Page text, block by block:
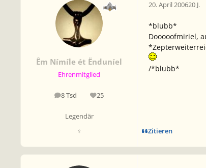
Êm Nímíle ét Ënduníel
Ehrenmitglied
8 Tsd
Beiträge 25
Reputation
Legendär
♀
20. April 200620 J.
*blubb*
Dooooofmiriel,
/*blubb*
Zitieren